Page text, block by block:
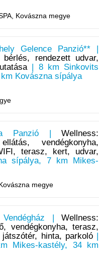
Kovászna megye
Gelence Panzió** |
rendezett udvar,
| 8 km Sinkovits
Kovászna sípálya
Panzió |Wellness:
vendégkonyha,
terasz, kert, udvar,
sípálya, 7 km Mikes-
megye
Vendégház |Wellness:
vendégkonyha, terasz,
hinta, parkoló
Mikes-kastély, 34 km